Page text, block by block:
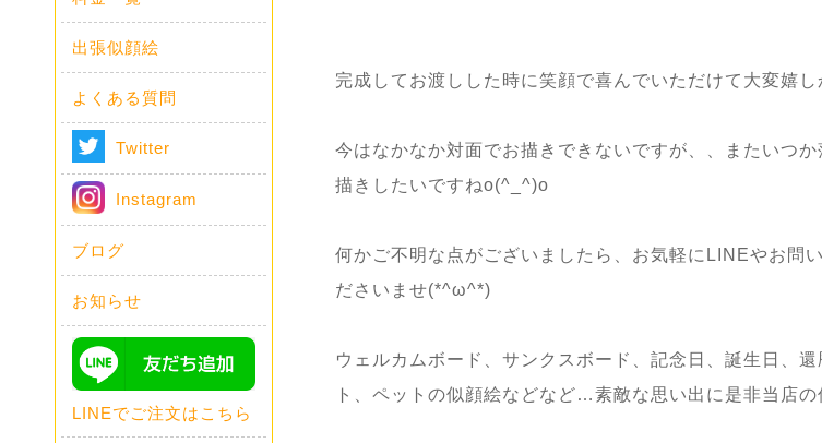
出張似顔絵
よくある質問
Twitter
Instagram
ブログ
お知らせ
LINEでご注文はこちら
完成してお渡しした時に笑顔で喜んでいただけて大変嬉
今はなかなか対面でお描きできないですが、、またいつ
描きしたいですねo(^_^)o
何かご不明な点がございましたら、お気軽にLINEやお問
ださいませ(*^ω^*)
ウェルカムボード、サンクスボード、記念日、誕生日、
ト、ペットの似顔絵などなど…素敵な思い出に是非当店